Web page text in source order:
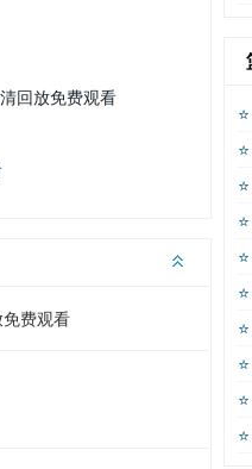
回放免费观看
费观看